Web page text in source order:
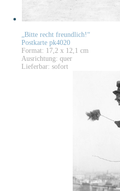
„Bitte recht freundlich!“
Postkarte pk4020
Format: 17,2 x 12,1 cm
Ausrichtung: quer
Lieferbar: sofort